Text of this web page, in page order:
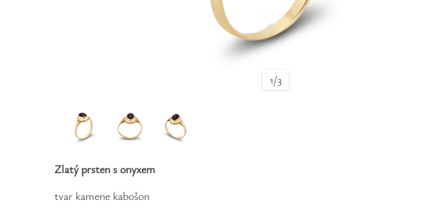
1/3
Zlatý prsten s onyxem
tvar kamene kabošon